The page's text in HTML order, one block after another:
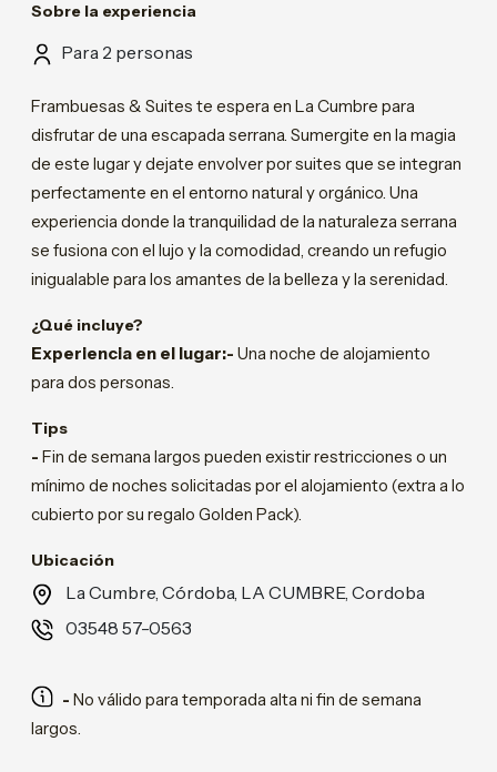
Sobre la experiencia
Para 2 personas
Frambuesas & Suites te espera en La Cumbre para
disfrutar de una escapada serrana. Sumergite en la magia
de este lugar y dejate envolver por suites que se integran
perfectamente en el entorno natural y orgánico. Una
experiencia donde la tranquilidad de la naturaleza serrana
se fusiona con el lujo y la comodidad, creando un refugio
inigualable para los amantes de la belleza y la serenidad.
¿Qué incluye?
Experiencia en el lugar:- Una noche de alojamiento
para dos personas.
Tips
- Fin de semana largos pueden existir restricciones o un
mínimo de noches solicitadas por el alojamiento (extra a lo
cubierto por su regalo Golden Pack).
Ubicación
La Cumbre, Córdoba, LA CUMBRE, Cordoba
03548 57-0563
- No válido para temporada alta ni fin de semana
largos.